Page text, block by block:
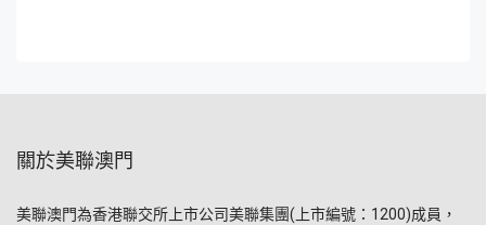
關於美聯澳門
美聯澳門為香港聯交所上市公司美聯集團(上市編號：1200)成員，